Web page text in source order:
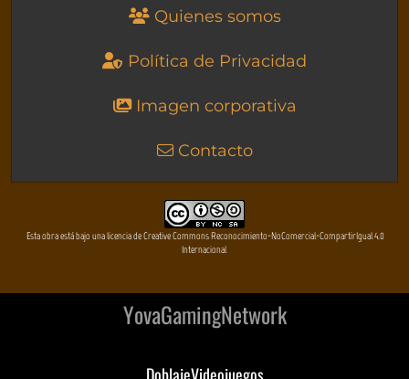
Quienes somos
Política de Privacidad
Imagen corporativa
Contacto
Esta obra está bajo una licencia de Creative Commons Reconocimiento-NoComercial-CompartirIgual 4.0
Internacional
YovaGamingNetwork